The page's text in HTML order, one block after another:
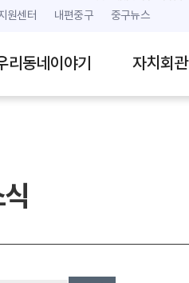
원센터 내편중구 중구뉴스
리동네이야기 자치회